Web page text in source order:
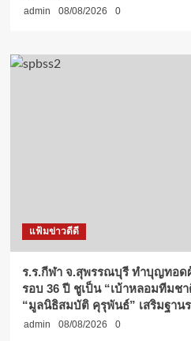
admin 08/08/2026 0
แฟ้มข่าวดีดี
ร.ร.กีฬา จ.สุพรรณบุรี ทำบุญทอด
รอบ 36 ปี ชูเป็น “เบ้าหลอมทีมช
“มูลนิธิสมบัติ คุรุพันธ์” เสริมฐาน
admin 08/08/2026 0